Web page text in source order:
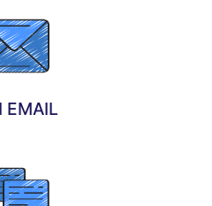
EMAIL